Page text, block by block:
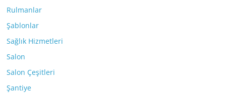
Rulmanlar
Şablonlar
Sağlık Hizmetleri
Salon
Salon Çeşitleri
Şantiye